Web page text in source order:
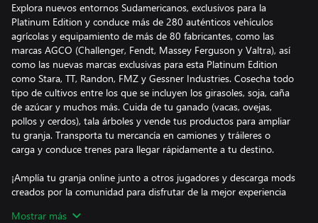
Explora nuevos entornos Sudamericanos, exclusivos para la
Platinum Edition y conduce más de 280 auténticos vehículos
agrícolas y equipamiento de más de 80 fabricantes, como las
marcas AGCO (Challenger, Fendt, Massey Ferguson y Valtra), así
como las nuevas marcas exclusivas para esta Platinum Edition
como Stara, TT, Randon, FMZ y Gessner Industries. Cosecha todo
tipo de cultivos entre los que se incluyen los girasoles, soja, caña
de azúcar y muchos más. Cuida de tu ganado (vacas, ovejas,
pollos y cerdos), tala árboles y vende tus productos para ampliar
tu granja. Transporta tu mercancía en camiones y tráileres o
carga y conduce trenes para llegar rápidamente a tu destino.
¡Amplía tu granja online junto a otros jugadores y descarga mods
creados por la comunidad para disfrutar de la mejor experiencia
Mostrar más